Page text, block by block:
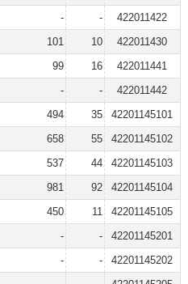
- -
422011422
101 10
422011430
99 16
422011441
- -
422011442
494 35
42201145101
658 55
42201145102
537 44
42201145103
981 92
42201145104
450 11
42201145105
- -
42201145201
- -
42201145202